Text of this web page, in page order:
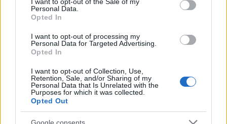
Personal Data.
Opted In
I want to opt-out of processing my
Personal Data for Targeted Advertising.
Opted In
I want to opt-out of Collection, Use,
Retention, Sale, and/or Sharing of my
Personal Data that Is Unrelated with the
Purposes for which it was collected.
Opted Out
Google consents
εντοπίζουν την τσάντα Hermès και το
Rolex όπου άρπαξε Έλληνας οδηγός από
Ουκρανό τουρίστα
Μυστράς: «Φρούριο» το ξενοδοχείο που
έκρυβε τη σορό του 90χρονου ο γιος του –
«Είχαμε να τον δούμε πάνω από 3 χρόνια»
Πόρτο Γερμενό: Η στιγμή που η φωτιά
μπαίνει στο χωριό και καταστρέφει τα
πάντα στο πέρασμά της
Αυγερινός, Μουτσάτσου και ακόμη 20
πρώην στελέχη κατά Καρυστιανού: «Δεν